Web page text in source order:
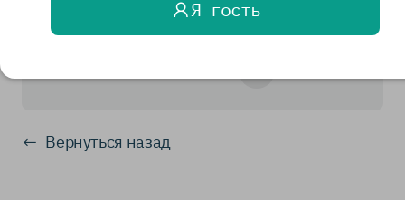
Вернуться назад
Я гость